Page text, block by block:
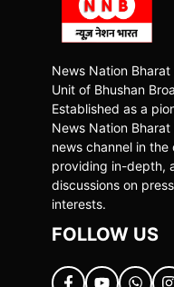
News Nation
Unit of Bhushan
Established as a
News Nation
news channel in
providing in-depth,
discussions on
interests.
FOLLOW US